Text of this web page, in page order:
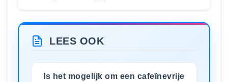
LEES OOK
Is het mogelijk om een ​​cafeïnevrije